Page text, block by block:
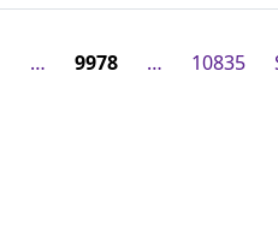
… 9978 … 10835